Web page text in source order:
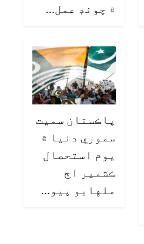
۾ چونڊ عمل…
پاڪستان سميت
سموري دنيا ۾
يوم استحصال
ڪشمير اڄ
ملهايو پيو…